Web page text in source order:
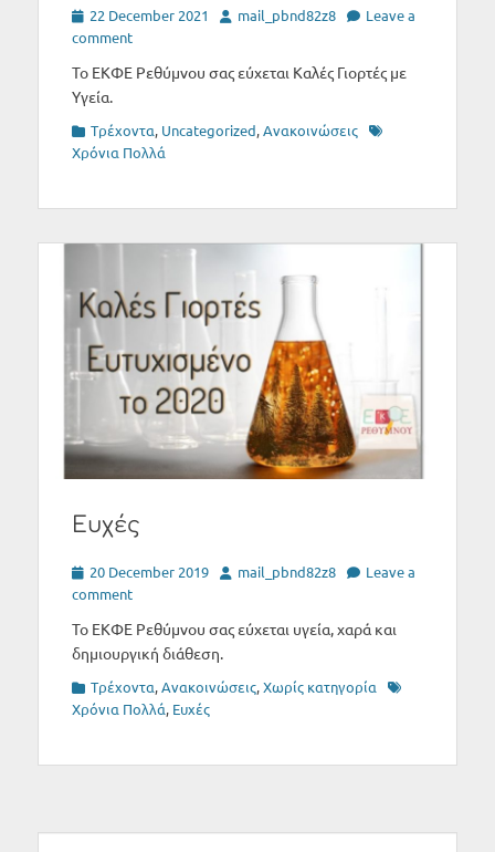
Posted
on
22 December 2021 Author
mail_pbnd82z8
Leave a
comment
To ΕΚΦΕ Ρεθύμνου σας εύχεται Καλές Γιορτές με
Υγεία.
Categories
Tρέχοντα, Uncategorized,Ανακοινώσεις Tags
Xρόνια Πολλά
Ευχές
Posted
on
20 December 2019 Author
mail_pbnd82z8
Leave a
comment
Το ΕΚΦΕ Ρεθύμνου σας εύχεται υγεία, χαρά και
δημιουργική διάθεση.
Categories
Tρέχοντα,Ανακοινώσεις,Χωρίς κατηγορία
Tags
Xρόνια Πολλά, Ευχές